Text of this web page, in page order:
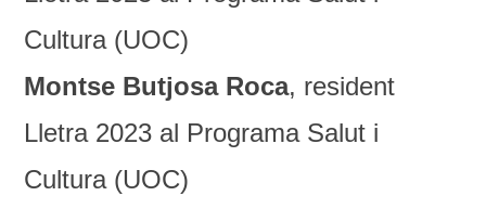
Cultura (UOC)
Montse Butjosa Roca, resident
Lletra 2023 al Programa Salut i
Cultura (UOC)